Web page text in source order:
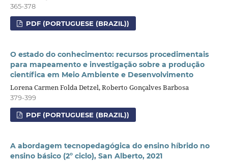
365-378
PDF (PORTUGUESE (BRAZIL))
O estado do conhecimento: recursos procedimentais
para mapeamento e investigação sobre a produção
científica em Meio Ambiente e Desenvolvimento
Lorena Carmen Folda Detzel, Roberto Gonçalves Barbosa
379-399
PDF (PORTUGUESE (BRAZIL))
A abordagem tecnopedagógica do ensino híbrido no
ensino básico (2º ciclo), San Alberto, 2021